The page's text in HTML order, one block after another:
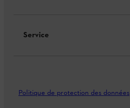
Service
Politique de protection des données